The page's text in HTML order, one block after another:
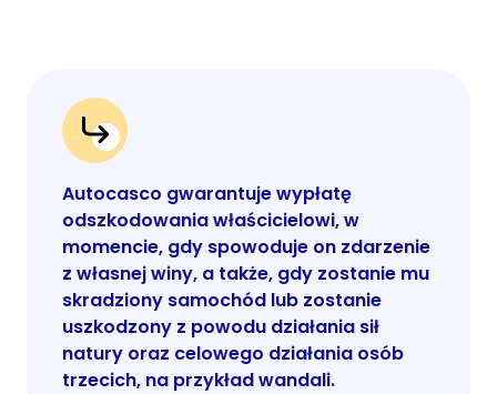
Autocasco gwarantuje wypłatę
odszkodowania właścicielowi, w
momencie, gdy spowoduje on zdarzenie
z własnej winy, a także, gdy zostanie mu
skradziony samochód lub zostanie
uszkodzony z powodu działania sił
natury oraz celowego działania osób
trzecich, na przykład wandali.